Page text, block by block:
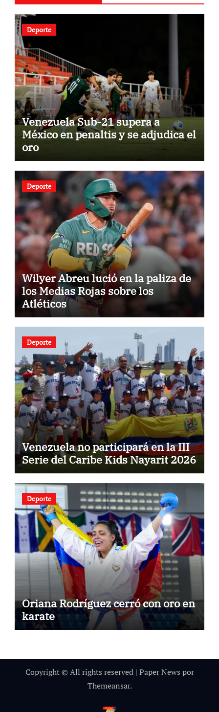
Deporte
Venezuela Sub-21 supera a
México en penaltis y se adjudica el
oro
Deporte
Wilyer Abreu lució en la paliza de
los Medias Rojas sobre los
Atléticos
Deporte
Venezuela no participará en la III
Serie del Caribe Kids Nayarit 2026
Deporte
Oriana Rodríguez cerró con oro en
karate
Copyright © All rights reserved | Paper News por
Themeansar.